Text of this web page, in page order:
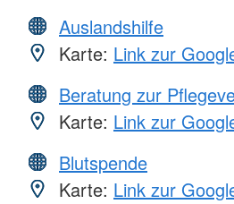
Auslandshilfe
Karte: Link zur
Beratung zur
Karte: Link zur
Blutspende
Karte: Link zur